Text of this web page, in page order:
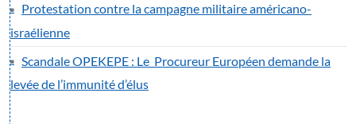
Protestation contre la campagne militaire américano-
israélienne
Scandale OPEKEPE : Le Procureur Européen demande la
levée de l’immunité d’élus